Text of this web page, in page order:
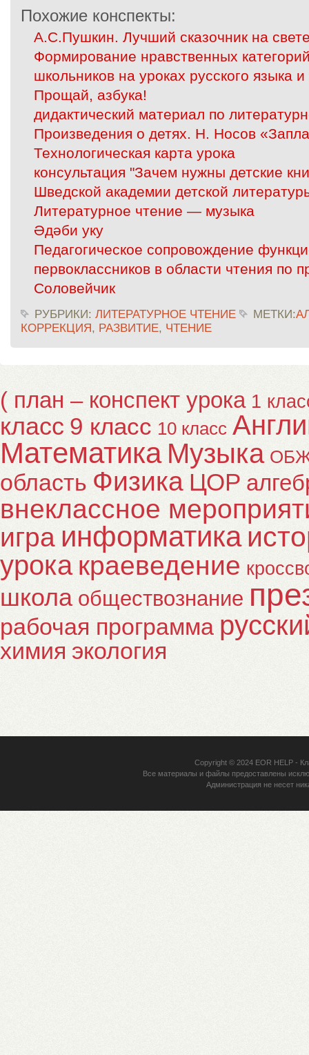
Похожие конспекты:
А.С.Пушкин. Лучший сказочник на
Формирование нравственных
школьников на уроках русского языка и
Прощай, азбука!
дидактический материал по
Произведения о детях. Н. Носов
Технологическая карта урока
консультация "Зачем нужны детские
Шведской академии детской
Литературное чтение — музыка
Әдәби уку
Педагогическое сопровождение
первоклассников в области чтения по
Соловейчик
РУБРИКИ: ЛИТЕРАТУРНОЕ ЧТЕНИЕ МЕТКИ:
КОРРЕКЦИЯ, РАЗВИТИЕ, ЧТЕНИЕ
( план – конспект урока 1
класс 9 класс 10 класс
Математика Музыка
область Физика ЦОР
внеклассное
игра информатика
урока краеведение
школа обществознание
рабочая программа
химия экология
Copyright © 2024 EOR HELP-
Все материалы и файлы предоставлены
Администрация не несет